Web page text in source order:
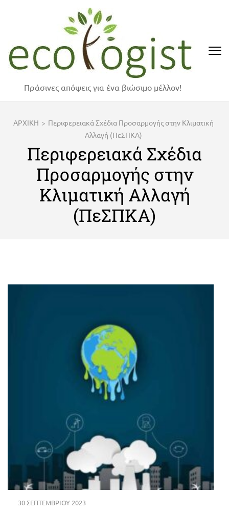
Enter)
Πράσινες απόψεις για ένα βιώσιμο μέλλον!
ΑΡΧΙΚΗ > Περιφερειακά Σχέδια Προσαρμογής στην Κλιματική
Αλλαγή (ΠεΣΠΚΑ)
Περιφερειακά Σχέδια
Προσαρμογής στην
Κλιματική Αλλαγή
(ΠεΣΠΚΑ)
30 ΣΕΠΤΕΜΒΡΊΟΥ 2023